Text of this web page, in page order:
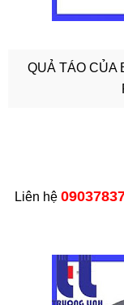
QUẢ TÁO CỦA
Liên hệ